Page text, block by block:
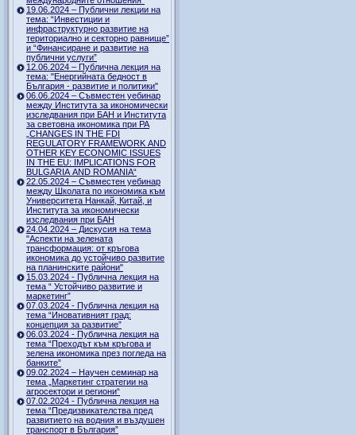
19.06.2024 – Публични лекции на
тема: “Инвестиции и
инфраструктурно развитие на
териториално и секторно равнище”
и “Финансиране и развитие на
публични услуги”
12.06.2024 – Публична лекция на
тема: "Енергийната бедност в
България - развитие и политики"
06.06.2024 – Съвместен уебинар
между Института за икономически
изследвания при БАН и Института
за световна икономика при РА
„CHANGES IN THE FDI
REGULATORY FRAMEWORK AND
OTHER KEY ECONOMIC ISSUES
IN THE EU: IMPLICATIONS FOR
BULGARIA AND ROMANIA“
22.05.2024 – Съвместен уебинар
между Школата по икономика към
Университета Нанкай, Китай, и
Института за икономически
изследвания при БАН
24.04.2024 – Дискусия на тема
"Аспекти на зелената
трансформация: от кръгова
икономика до устойчиво развитие
на планинските райони"
15.03.2024 - Публична лекция на
тема “ Устойчиво развитие и
маркетинг”
07.03.2024 - Публична лекция на
тема “Иновативният град:
концепция за развитие”
06.03.2024 - Публична лекция на
тема “Преходът към кръгова и
зелена икономика през погледа на
банките”
09.02.2024 – Научен семинар на
тема „Маркетинг стратегии на
агросектори и региони“
07.02.2024 - Публична лекция на
тема “Предизвикателства пред
развитието на водния и въздушен
транспорт в България”